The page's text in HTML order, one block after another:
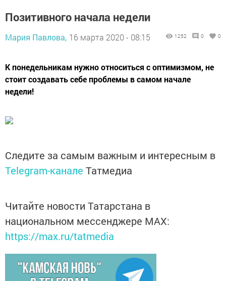
Позитивного начала недели
Мария Павлова, 16 марта 2020 - 08:15 1252 0 0
К понедельникам нужно относиться с оптимизмом, не
стоит создавать себе проблемы в самом начале
недели!
Следите за самым важным и интересным в
Telegram-канале Татмедиа
Читайте новости Татарстана в
национальном мессенджере MАХ:
https://max.ru/tatmedia